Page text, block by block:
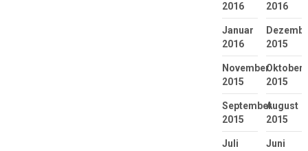
2016
2016
Januar
2016
2015
November
2015
Oktober
2015
September
2015
August
2015
Juli
Juni